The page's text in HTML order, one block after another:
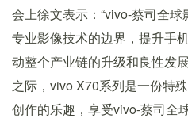
会上徐文表示：“vivo-蔡司全
专业影像技术的边界，提升手
动整个产业链的升级和良性发
之际，vivo X70系列是一份特
创作的乐趣，享受vivo-蔡司全